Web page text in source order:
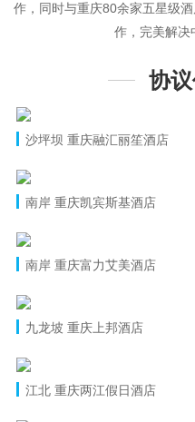
作，同时与重庆80余家五星级
作，完美解决
协
沙坪坝 重庆融汇丽笙酒店
南岸 重庆凯宾斯基酒店
南岸 重庆富力艾美酒店
九龙坡 重庆上邦酒店
江北 重庆两江假日酒店